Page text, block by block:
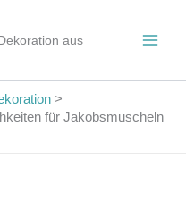
aus
für Jakobsmuscheln